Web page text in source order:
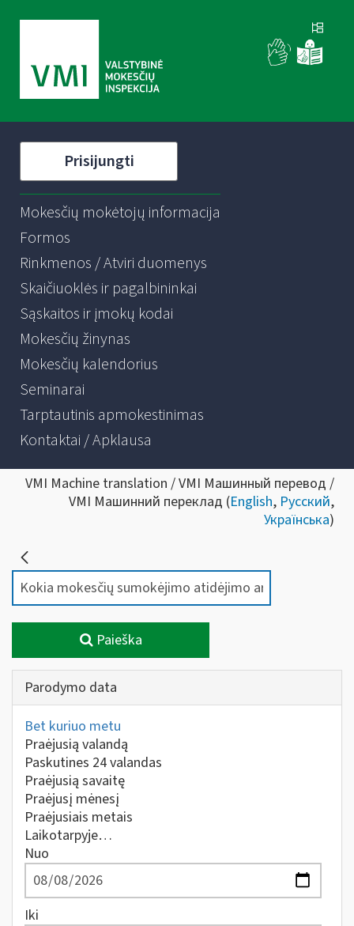
Prisijungti
Mokesčių mokėtojų informacija
Formos
Rinkmenos / Atviri duomenys
Skaičiuoklės ir pagalbininkai
Sąskaitos ir įmokų kodai
Mokesčių žinynas
Mokesčių kalendorius
Seminarai
Tarptautinis apmokestinimas
Kontaktai / Apklausa
VMI Machine translation / VMI Машинный перевод /
VMI Машинний переклад (English, Русский,
Українська)
Paieška
Parodymo data
Bet kuriuo metu
Praėjusią valandą
Paskutines 24 valandas
Praėjusią savaitę
Praėjusį mėnesį
Praėjusiais metais
Laikotarpyje…
Nuo
Iki